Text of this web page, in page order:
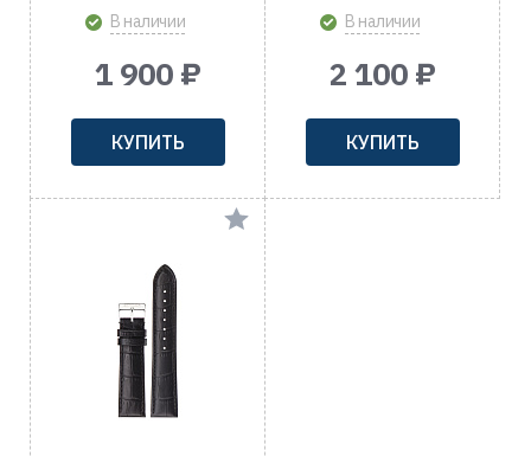
В наличии
1 900 ₽
КУПИТЬ
В наличии
2 100 ₽
КУПИТЬ